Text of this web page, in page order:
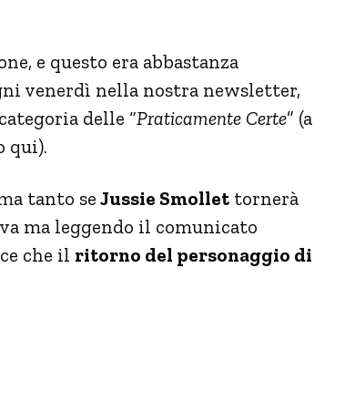
e questo era abbastanza
venerdì nella nostra newsletter,
delle “Praticamente Certe” (a
qui).
tanto se Jussie Smollet tornerà
ma leggendo il comunicato
che il ritorno del personaggio di